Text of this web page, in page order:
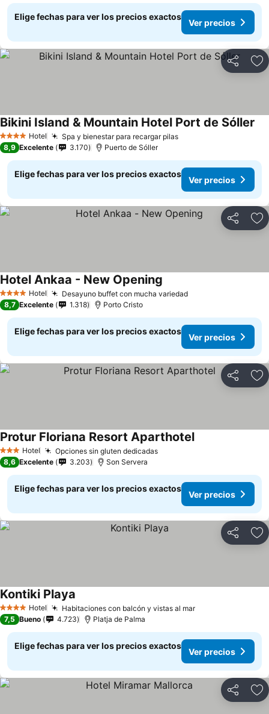
Elige fechas para ver los precios exactos
Ver precios
Compartir
4 EstrellasHotel Spa y bienestar para recargar pilas
Bikini Island & Mountain Hotel Port de Sóller
8,9 Excelente 3.170 Puerto de Sóller
Elige fechas para ver los precios exactos
Ver precios
Compartir
4 EstrellasHotel Desayuno buffet con mucha variedad
Hotel Ankaa - New Opening
8,7 Excelente 1.318 Porto Cristo
Elige fechas para ver los precios exactos
Ver precios
Compartir
3 Estrellas
Hotel Opciones sin gluten dedicadas
Protur Floriana Resort Aparthotel
8,6 Excelente 3.203 Son Servera
Elige fechas para ver los precios exactos
Ver precios
Compartir
4 EstrellasHotel Habitaciones con balcón y vistas al mar
Kontiki Playa
7,5 Bueno 4.723 Platja de Palma
Elige fechas para ver los precios exactos
Ver precios
Compartir